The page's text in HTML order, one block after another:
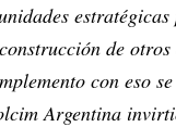
de
con eso
Argentina